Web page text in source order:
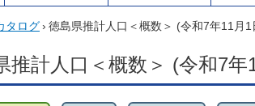
タログ› 徳島県推計人口＜概数＞ (令和7年11月1
推計人口＜概数＞ (令和7年